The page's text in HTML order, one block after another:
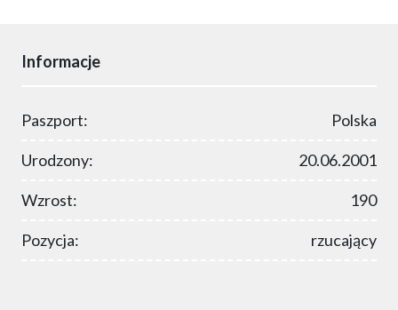
Informacje
Paszport: Polska
Urodzony: 20.06.2001
Wzrost: 190
Pozycja: rzucający